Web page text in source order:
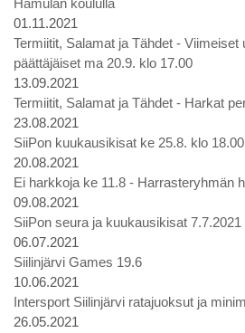
Hamulan koululla
01.11.2021
Termiitit, Salamat ja Tähdet - Viimeiset
päättäjäiset ma 20.9. klo 17.00
13.09.2021
Termiitit, Salamat ja Tähdet - Harkat
23.08.2021
SiiPon kuukausikisat ke 25.8. klo
20.08.2021
Ei harkkoja ke 11.8 - Harrasteryhmän
09.08.2021
SiiPon seura ja kuukausikisat
06.07.2021
Siilinjärvi Games 19.6
10.06.2021
Intersport Siilinjärvi ratajuoksut ja
26.05.2021